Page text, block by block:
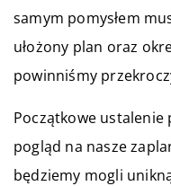
samym pomysłem
ułożony plan oraz
powinniśmy
Początkowe ustalenie
pogląd na nasze
będziemy mogli